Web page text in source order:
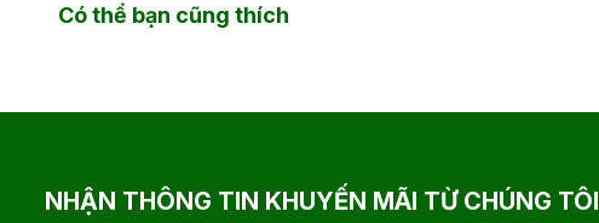
Có thể bạn cũng thích
NHẬN THÔNG TIN KHUYẾN MÃI TỪ CHÚNG TÔI